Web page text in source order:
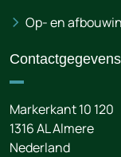
Op- en
Contactgegevens
Markerkant 10 120
1316 ALAlmere
Nederland